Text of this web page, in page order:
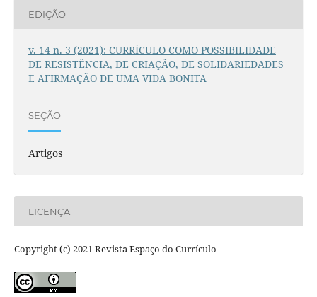
EDIÇÃO
v. 14 n. 3 (2021): CURRÍCULO COMO POSSIBILIDADE
DE RESISTÊNCIA, DE CRIAÇÃO, DE SOLIDARIEDADES
E AFIRMAÇÃO DE UMA VIDA BONITA
SEÇÃO
Artigos
LICENÇA
Copyright (c) 2021 Revista Espaço do Currículo